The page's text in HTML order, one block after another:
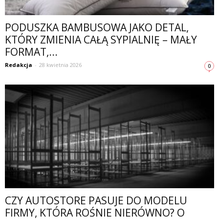
PODUSZKA BAMBUSOWA JAKO DETAL,
KTÓRY ZMIENIA CAŁĄ SYPIALNIĘ – MAŁY
FORMAT,...
Redakcja - 28 kwietnia 2026 0
CZY AUTOSTORE PASUJE DO MODELU
FIRMY, KTÓRA ROŚNIE NIERÓWNO? O